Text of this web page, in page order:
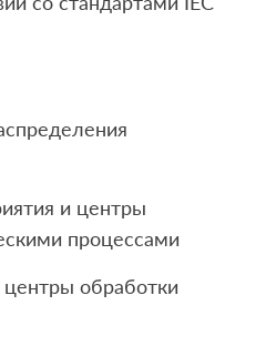
и центры
процессами
обработки